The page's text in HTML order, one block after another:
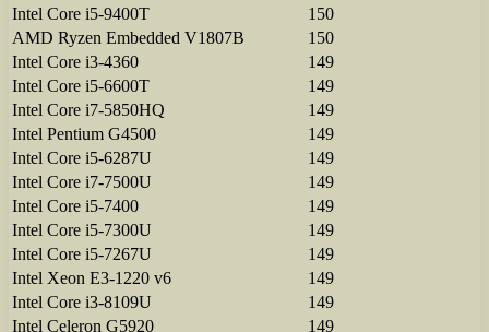
Intel Core i5-9400T
150
AMD Ryzen Embedded V1807B
150
Intel Core i3-4360
149
Intel Core i5-6600T
149
Intel Core i7-5850HQ
149
Intel Pentium G4500
149
Intel Core i5-6287U
149
Intel Core i7-7500U
149
Intel Core i5-7400
149
Intel Core i5-7300U
149
Intel Core i5-7267U
149
Intel Xeon E3-1220 v6
149
Intel Core i3-8109U
149
Intel Celeron G5920
149